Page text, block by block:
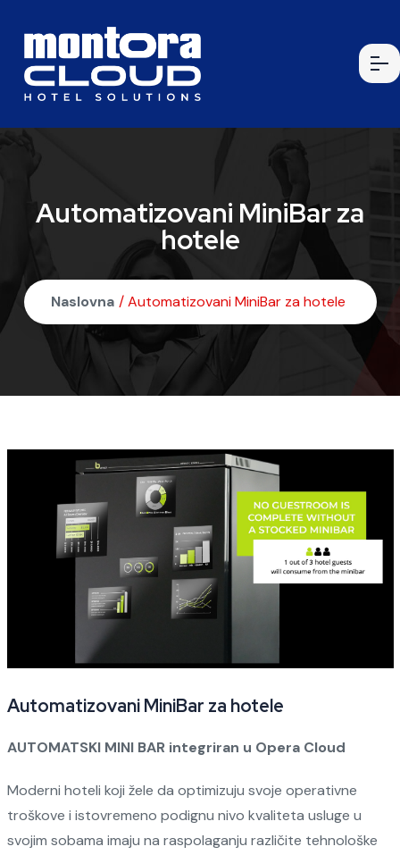
Automatizovani MiniBar za
hotele
Naslovna / Automatizovani MiniBar za hotele
Automatizovani MiniBar za hotele
AUTOMATSKI MINI BAR integriran u Opera Cloud
Moderni hoteli koji žele da optimizuju svoje operativne
troškove i istovremeno podignu nivo kvaliteta usluge u
svojim sobama imaju na raspolaganju različite tehnološke